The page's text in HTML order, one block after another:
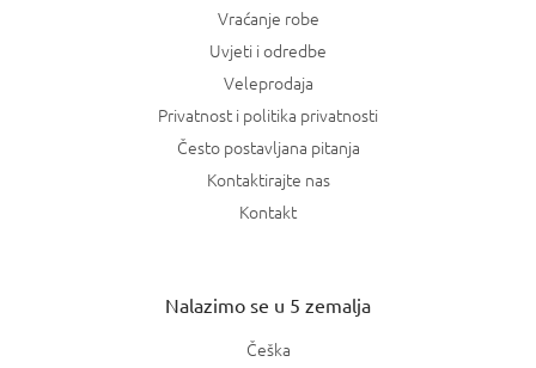
Vraćanje robe
Uvjeti i odredbe
Veleprodaja
Privatnost i politika privatnosti
Često postavljana pitanja
Kontaktirajte nas
Kontakt
Nalazimo se u 5 zemalja
Češka